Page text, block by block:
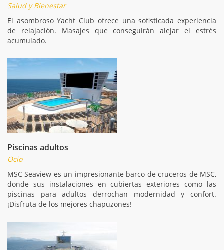
Salud y Bienestar
El asombroso Yacht Club ofrece una sofisticada experiencia
de relajación. Masajes que conseguirán alejar el estrés
acumulado.
Piscinas adultos
Ocio
MSC Seaview es un impresionante barco de cruceros de MSC,
donde sus instalaciones en cubiertas exteriores como las
piscinas para adultos derrochan modernidad y confort.
¡Disfruta de los mejores chapuzones!